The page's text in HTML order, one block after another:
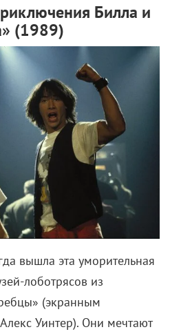
Билла и
(1989)
вышла эта уморительная
лоботрясов из
(экранным
Уинтер). Они мечтают